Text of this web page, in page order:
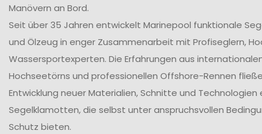
Manövern an Bord.
Seit über 35 Jahren entwickelt Marinepool funktionale
und Ölzeug in enger Zusammenarbeit mit Profiseglern,
Wassersportexperten. Die Erfahrungen aus
Hochseetörns und professionellen Offshore-Rennen
Entwicklung neuer Materialien, Schnitte und Technologien
Segelklamotten, die selbst unter anspruchsvollen
Schutz bieten.